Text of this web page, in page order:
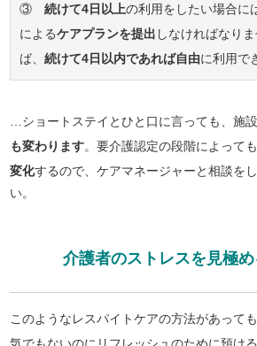
③続けて4日以上の利用をしたい場合に
によるケアプランを提出 しなければなり
ば、続けて4日以内であれば自由に利用で
…ショートステイとひと口に言っても、施
も変わります。要介護認定の段階によって
変化するので、ケアマネージャーと相談を
い。
介護者のストレスを見極め
このようなレスパイトケアの方法があっても